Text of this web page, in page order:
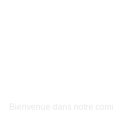
Bienvenue dans notre